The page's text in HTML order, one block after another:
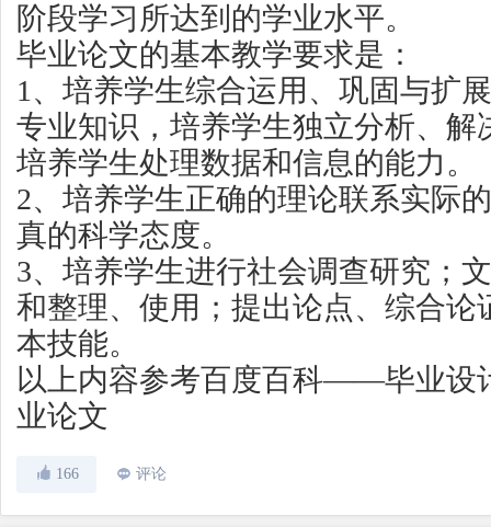
阶段学习所达到的学业水平。
毕业论文的基本教学要求是：
1、培养学生综合运用、巩固与扩
专业知识，培养学生独立分析、解
培养学生处理数据和信息的能力。
2、培养学生正确的理论联系实际
真的科学态度。
3、培养学生进行社会调查研究；
和整理、使用；提出论点、综合论
本技能。
以上内容参考百度百科——毕业设
业论文
166 评论